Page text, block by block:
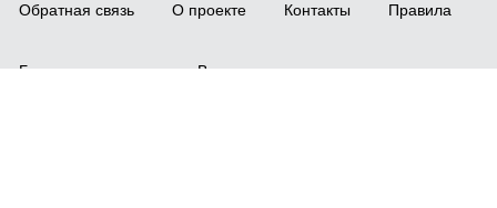
Обратная связь О проекте Контакты Правила
Безопасная сделка Вопрос-ответ